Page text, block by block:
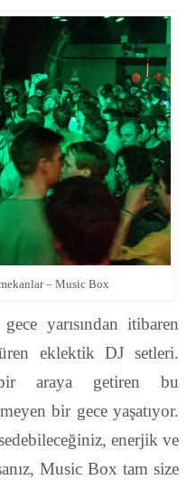
– Music Box
yarısından itibaren
eklektik DJ setleri.
araya getiren bu
bir gece yaşatıyor.
enerjik ve
Music Box tam size